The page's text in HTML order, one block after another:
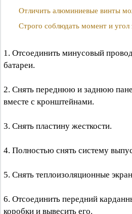
Отличить алюминиевые винты
Строго соблюдать момент и угол
1. Отсоединить минусовый
батареи.
2. Снять переднюю и заднюю
вместе с кронштейнами.
3. Снять пластину жесткости.
4. Полностью снять систему
5. Снять теплоизоляционные
6. Отсоединить передний
коробки и вывесить его.